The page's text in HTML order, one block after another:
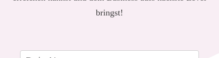
bringst!